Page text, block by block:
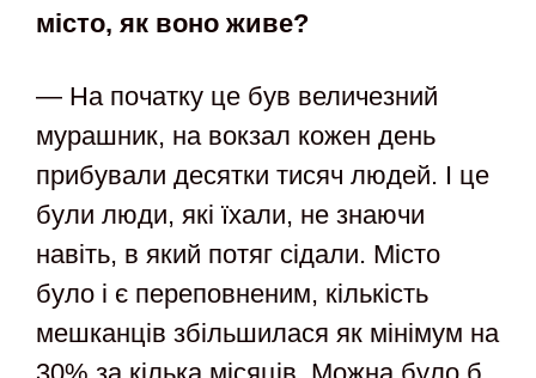
місто, як воно живе?
— На початку це був величезний
мурашник, на вокзал кожен день
прибували десятки тисяч людей. І це
були люди, які їхали, не знаючи
навіть, в який потяг сідали. Місто
було і є переповненим, кількість
мешканців збільшилася як мінімум на